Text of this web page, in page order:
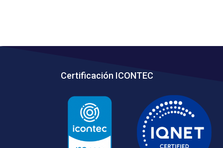
Certificación ICONTEC